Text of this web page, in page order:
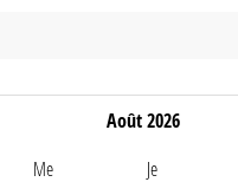
Août 2026
Me Je